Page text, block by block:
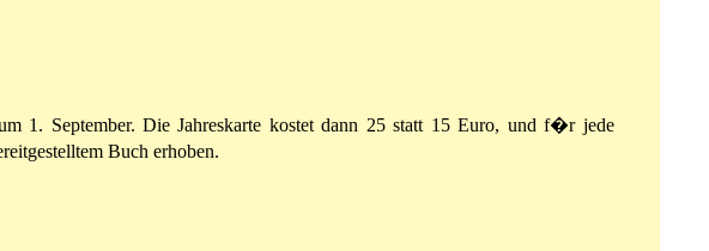
1. September. Die Jahreskarte kostet dann 25 statt 15 Euro, und f�r jede
Buch erhoben.